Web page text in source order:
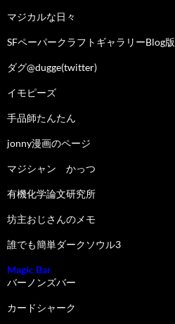
マジカルな日々
SFペーパークラフトギャラリーBlog版
ダグ@dugge(twitter)
イモピーズ
手品師たんたん
jonny漫画のページ
マジシャン かっつ
有機化学論文研究所
坊主おじさんのメモ
誰でも簡単ダークソウル3
Magic Bar
バーノンズバー
カードシャーク